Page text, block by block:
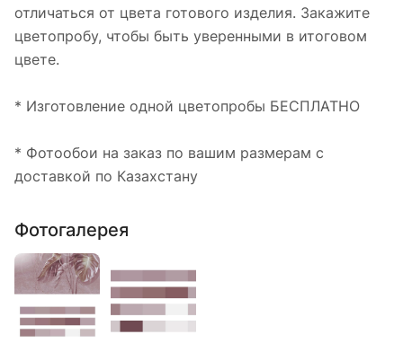
отличаться от цвета готового изделия. Закажите
цветопробу, чтобы быть уверенными в итоговом
цвете.
* Изготовление одной цветопробы БЕСПЛАТНО
* Фотообои на заказ по вашим размерам с
доставкой по Казахстану
Фотогалерея